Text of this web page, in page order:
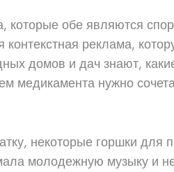
обе являются
реклама,
домов и дач знают,
медикамента нужно
некоторые горшки для
молодежную музыку и